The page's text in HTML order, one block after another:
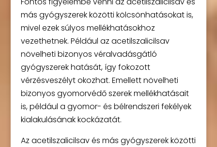
más gyógyszerek közötti kölcsönhatásokat is,
mivel ezek súlyos mellékhatásokhoz
vezethetnek. Például az acetilszalicilsav
növelheti bizonyos véralvadásgátló
gyógyszerek hatását, így fokozott
vérzésveszélyt okozhat. Emellett növelheti
bizonyos gyomorvédő szerek mellékhatásait
is, például a gyomor- és bélrendszeri fekélyek
kialakulásának kockázatát.
Az acetilszalicilsav és más gyógyszerek közötti